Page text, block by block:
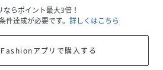
ならポイント最大3倍！
件達成が必要です。 詳しくはこちら
アプリで購入する